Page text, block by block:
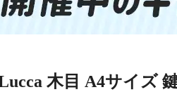
木目 A4サイズ